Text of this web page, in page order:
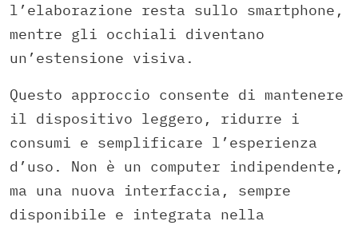
l’elaborazione resta sullo smartphone,
mentre gli occhiali diventano
un’estensione visiva.
Questo approccio consente di mantenere
il dispositivo leggero, ridurre i
consumi e semplificare l’esperienza
d’uso. Non è un computer indipendente,
ma una nuova interfaccia, sempre
disponibile e integrata nella